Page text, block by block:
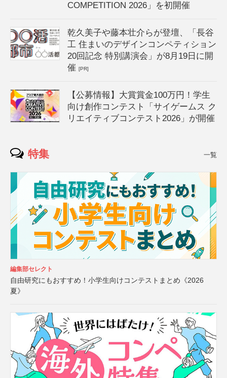
COMPETITION 2026」を初開催
乾久美子や藤本壮介らが登壇、「長谷
工 住まいのデザインコンペティション
20回記念 特別講演会」が8月19日に開
催[PR]
【公募情報】大賞賞金100万円！学生
向け創作コンテスト「サイゲームス ク
リエイティブコンテスト2026」が開催
特集 一覧
編集部セレクト
自由研究にもおすすめ！小学生向けコンテストまとめ《2026
夏》